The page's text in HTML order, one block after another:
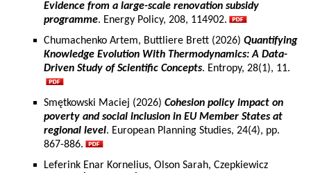
Evidence from a large-scale renovation subsidy
programme. Energy Policy, 208, 114902.
Chumachenko Artem, Buttliere Brett (2026) Quantifying
Knowledge Evolution With Thermodynamics: A Data-
Driven Study of Scientific Concepts. Entropy, 28(1), 11.
Smętkowski Maciej (2026) Cohesion policy impact on
poverty and social inclusion in EU Member States at
regional level. European Planning Studies, 24(4), pp.
867-886.
Leferink Enar Kornelius, Olson Sarah, Czepkiewicz